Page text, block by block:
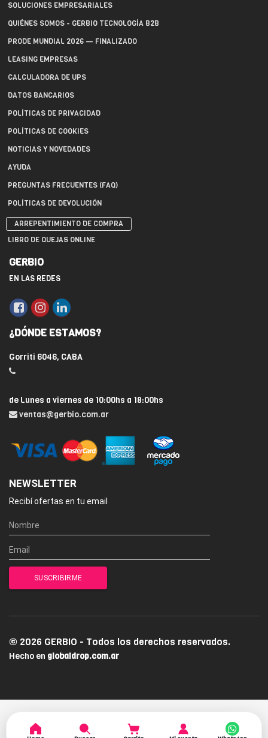
SOLUCIONES EMPRESARIALES
QUIÉNES SOMOS - GERBIO TECNOLOGÍA B2B
PRODE MUNDIAL 2026 — FINALIZADO
LEASING EMPRESAS
CALCULADORA DE UPS
DATOS BANCARIOS
POLÍTICAS DE PRIVACIDAD
POLÍTICAS DE COOKIES
NOTICIAS Y NOVEDADES
AYUDA
PREGUNTAS FRECUENTES (FAQ)
POLÍTICAS DE DEVOLUCIÓN
ARREPENTIMIENTO DE COMPRA
LIBRO DE QUEJAS ONLINE
GERBIO
EN LAS REDES
¿DÓNDE ESTAMOS?
Gorriti 6046, CABA
de Lunes a viernes de 10:00hs a 18:00hs
ventas@gerbio.com.ar
NEWSLETTER
Recibí ofertas en tu email
© 2026 GERBIO - Todos los derechos reservados.
Hecho en globaldrop.com.ar